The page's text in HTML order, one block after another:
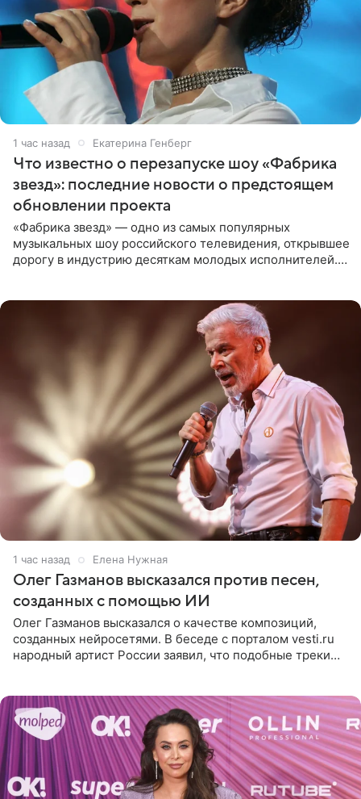
1 час назад Екатерина Генберг
Что известно о перезапуске шоу «Фабрика
звезд»: последние новости о предстоящем
обновлении проекта
«Фабрика звезд» — одно из самых популярных
музыкальных шоу российского телевидения, открывшее
дорогу в индустрию десяткам молодых исполнителей.
1 час назад Елена Нужная
Олег Газманов высказался против песен,
созданных с помощью ИИ
Олег Газманов высказался о качестве композиций,
созданных нейросетями. В беседе с порталом vesti.ru
народный артист России заявил, что подобные треки